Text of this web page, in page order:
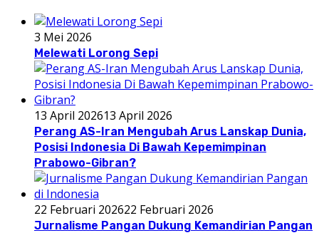
3 Mei 2026
Melewati Lorong Sepi
13 April 202613 April 2026
Perang AS-Iran Mengubah Arus Lanskap Dunia,
Posisi Indonesia Di Bawah Kepemimpinan
Prabowo-Gibran?
22 Februari 202622 Februari 2026
Jurnalisme Pangan Dukung Kemandirian Pangan